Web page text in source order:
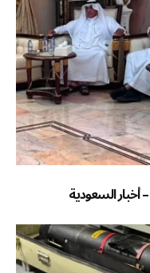
السعودية